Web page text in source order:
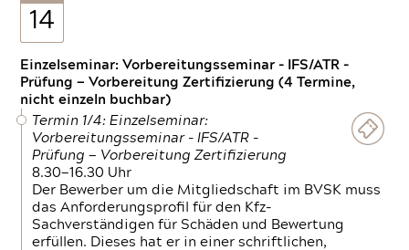
14
Einzelseminar: Vorbereitungsseminar - IFS/ATR -
Prüfung — Vorbereitung Zertifizierung (4 Termine,
nicht einzeln buchbar)
Termin 1/4: Einzelseminar:
Vorbereitungsseminar - IFS/ATR -
Prüfung — Vorbereitung Zertifizierung
8.30—16.30 Uhr
Der Bewerber um die Mitgliedschaft im BVSK muss
das Anforderungsprofil für den Kfz-
Sachverständigen für Schäden und Bewertung
erfüllen. Dieses hat er in einer schriftlichen,